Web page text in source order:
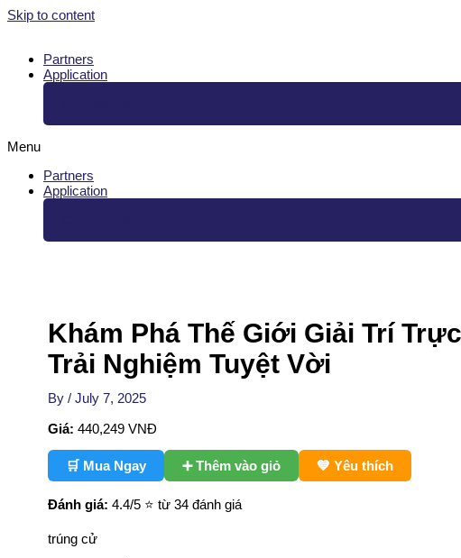
Skip to content
Partners
Application
Menu
Partners
Application
Khám Phá Thế Giới Giải Trí
Trải Nghiệm Tuyệt Vời
By / July 7, 2025
Giá: 440,249 VNĐ
🛒 Mua Ngay ➕ Thêm vào giỏ 💙 Yêu thích
Đánh giá: 4.4/5 ⭐ từ 34 đánh giá
trúng cử